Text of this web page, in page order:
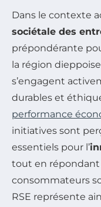
Dans le contexte
sociétale des
prépondérante
la région
s’engagent
durables et
performance
initiatives sont
essentiels pour l’
tout en répondant
consommateurs
RSE représente